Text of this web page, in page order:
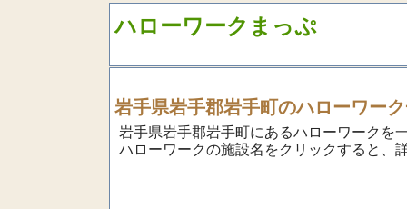
ハローワークまっぷ
岩手県岩手郡岩手町のハローワー
岩手県岩手郡岩手町にあるハローワークを
ハローワークの施設名をクリックすると、